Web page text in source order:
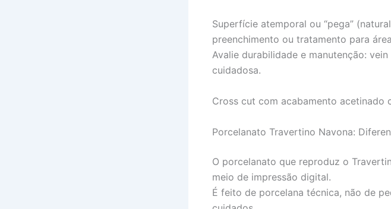
Superfície atemporal ou “pega”
preenchimento ou tratamento para
Avalie durabilidade e manutenção:
cuidadosa.
Cross cut com acabamento acetinado
Porcelanato Travertino Navona:
O porcelanato que reproduz o
meio de impressão digital.
É feito de porcelana técnica, não de